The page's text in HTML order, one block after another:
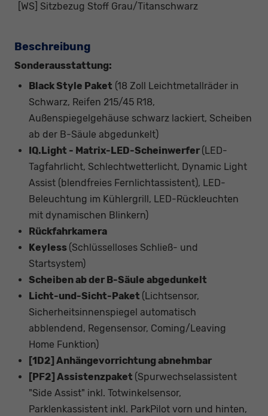
[WS] Sitzbezug Stoff Grau/Titanschwarz
Beschreibung
Sonderausstattung:
Black Style Paket (18 Zoll Leichtmetallräder in
Schwarz, Reifen 215/45 R18,
Außenspiegelgehäuse schwarz lackiert, Scheiben
ab der B-Säule abgedunkelt)
IQ.Light - Matrix-LED-Scheinwerfer (LED-
Tagfahrlicht, Schlechtwetterlicht, Dynamic Light
Assist (blendfreies Fernlichtassistent), LED-
Beleuchtung im Kühlergrill, LED-Rückleuchten
mit dynamischen Blinkern)
Rückfahrkamera
Keyless (Schlüsselloses Schließ- und
Startsystem)
Scheiben ab der B-Säule abgedunkelt
Licht-und-Sicht-Paket (Lichtsensor,
Sicherheitsinnenspiegel automatisch
abblendend, Regensensor, Coming/Leaving
Home Funktion)
[1D2] Anhängevorrichtung abnehmbar
[PF2] Assistenzpaket (Spurwechselassistent
"Side Assist" inkl. Totwinkelsensor,
Parklenkassistent inkl. ParkPilot vorn und hinten,